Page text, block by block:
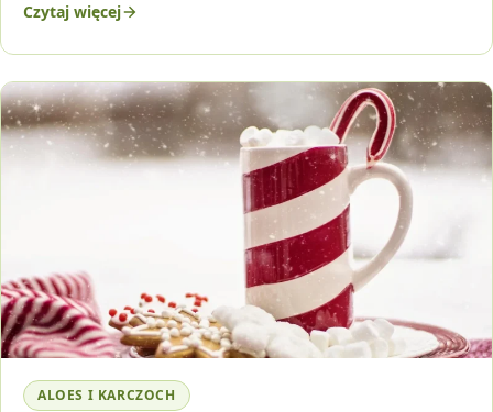
Czytaj więcej
ALOES I KARCZOCH